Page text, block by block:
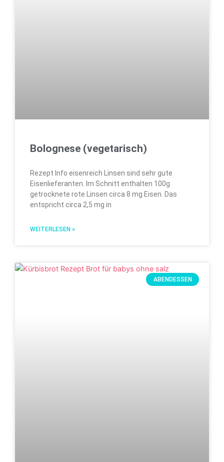
Bolognese (vegetarisch)
Rezept Info eisenreich Linsen sind sehr gute
Eisenlieferanten. Im Schnitt enthalten 100g
getrocknete rote Linsen circa 8 mg Eisen. Das
entspricht circa 2,5 mg in
WEITERLESEN »
ABENDESSEN